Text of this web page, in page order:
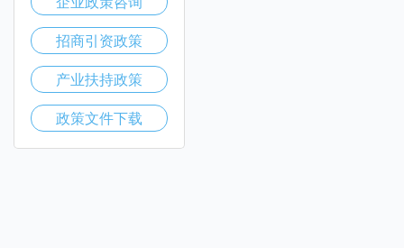
招商引资政策
产业扶持政策
政策文件下载